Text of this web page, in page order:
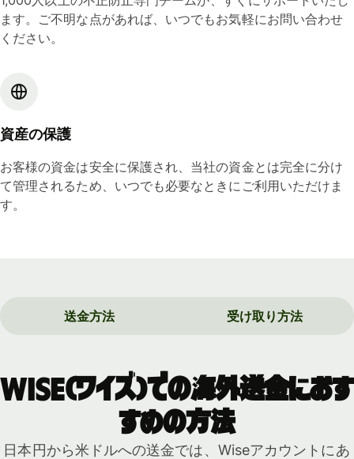
ます。ご不明な点があれば、いつでもお気軽にお問い合わせ
ください。
資産の保護
お客様の資金は安全に保護され、当社の資金とは完全に分け
て管理されるため、いつでも必要なときにご利用いただけま
す。
送金方法 受け取り方法
Wise（ワイズ）での海外送金におす
すめの方法
日本円から米ドルへの送金では、Wiseアカウントにあ